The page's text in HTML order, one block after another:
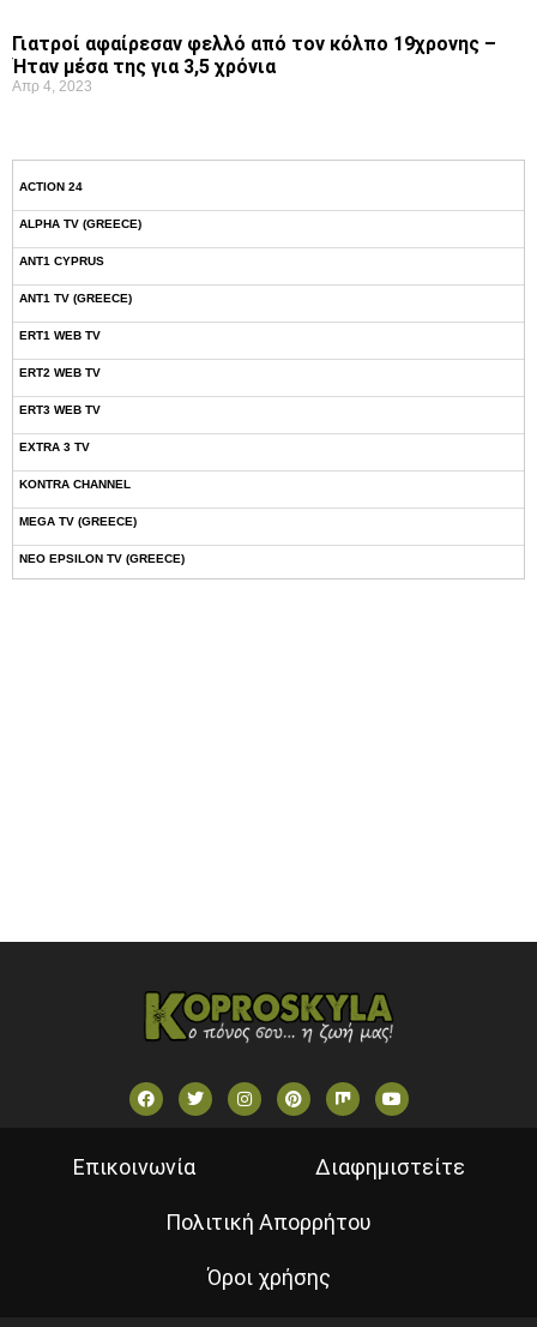
Γιατροί αφαίρεσαν φελλό από τον κόλπο 19χρονης –
Ήταν μέσα της για 3,5 χρόνια
Απρ 4, 2023
ACTION 24
ALPHA TV (GREECE)
ANT1 CYPRUS
ANT1 TV (GREECE)
ERT1 WEB TV
ERT2 WEB TV
ERT3 WEB TV
EXTRA 3 TV
KONTRA CHANNEL
MEGA TV (GREECE)
NEO EPSILON TV (GREECE)
Επικοινωνία Διαφημιστείτε
Πολιτική Απορρήτου
Όροι χρήσης